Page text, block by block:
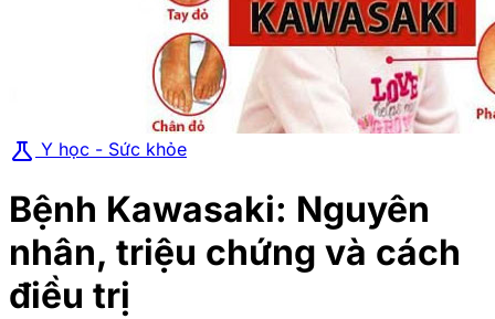
science Y học - Sức khỏe
Bệnh Kawasaki: Nguyên
nhân, triệu chứng và cách
điều trị